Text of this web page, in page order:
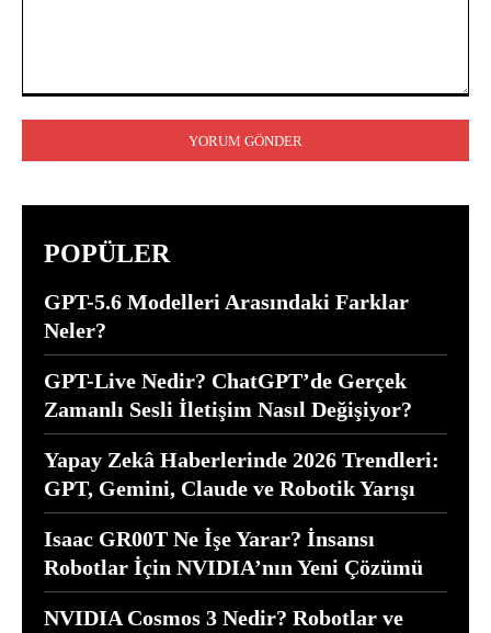
POPÜLER
GPT-5.6 Modelleri Arasındaki Farklar
Neler?
GPT-Live Nedir? ChatGPT’de Gerçek
Zamanlı Sesli İletişim Nasıl Değişiyor?
Yapay Zekâ Haberlerinde 2026 Trendleri:
GPT, Gemini, Claude ve Robotik Yarışı
Isaac GR00T Ne İşe Yarar? İnsansı
Robotlar İçin NVIDIA’nın Yeni Çözümü
NVIDIA Cosmos 3 Nedir? Robotlar ve